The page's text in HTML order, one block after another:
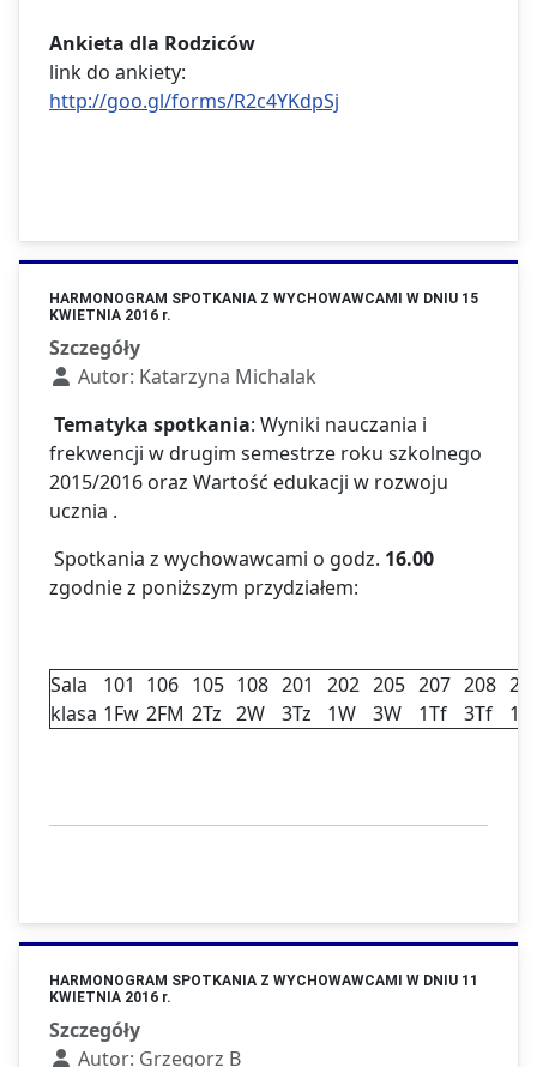
Ankieta dla Rodziców
link do ankiety:
http://goo.gl/forms/R2c4YKdpSj
HARMONOGRAM SPOTKANIA Z WYCHOWAWCAMI W DNIU 15
KWIETNIA 2016 r.
Szczegóły
Autor: Katarzyna Michalak
Tematyka spotkania: Wyniki nauczania i
frekwencji w drugim semestrze roku szkolnego
2015/2016 oraz Wartość edukacji w rozwoju
ucznia .
Spotkania z wychowawcami o godz. 16.00
zgodnie z poniższym przydziałem:
Sala 101 106 105 108 201 202 205 207 208 2
klasa 1Fw 2FM 2Tz 2W 3Tz 1W 3W 1Tf 3Tf
HARMONOGRAM SPOTKANIA Z WYCHOWAWCAMI W DNIU 11
KWIETNIA 2016 r.
Szczegóły
Autor: Grzegorz B